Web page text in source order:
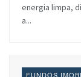
energia limpa,
a...
FUNDOS